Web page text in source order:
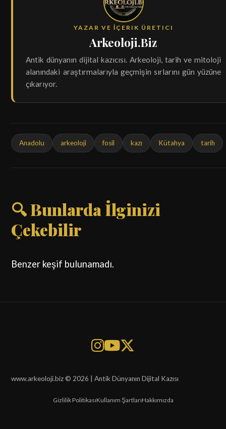
YAZAR VE İÇERIK ÜRETICI
Arkeoloji.Biz
Antik dünyanın dijital kazıcısı. Arkeoloji, tarih ve mitoloji
alanındaki araştırmalarıyla geçmişin sırlarını gün yüzüne
çıkarıyor.
Anadolu arkeoloji fosil kazı Kütahya tarih
🔍 Bunlarda İlginizi
Çekebilir
Benzer keşif bulunamadı.
www.arkeoloji.biz © 2026 | Antik Dünyanın Dijital Kazısı
Gizlilik PolitikasıKullanım ŞartlarıHakkımızda